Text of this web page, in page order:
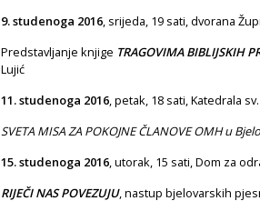
9. studenoga 2016, srijeda, 19 sati, dvorana
Predstavljanje knjige TRAGOVIMA BIBLIJSKIH
Lujić
11. studenoga 2016, petak, 18 sati, Katedrala
SVETA MISA ZA POKOJNE ČLANOVE OMH u
15. studenoga 2016, utorak, 15 sati, Dom za
RIJEČI NAS POVEZUJU, nastup bjelovarskih